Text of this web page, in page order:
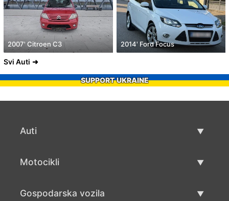
2007' Citroen C3 2014' Ford Focus
Svi Auti
SUPPORT UKRAINE
Auti
Motocikli
Gospodarska vozila